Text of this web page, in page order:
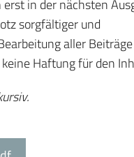
in der nächsten
sorgfältiger und
aller Beiträge
Haftung für den